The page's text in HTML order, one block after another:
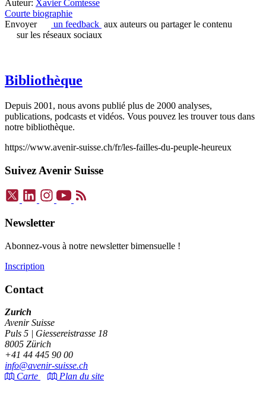
Auteur: Xavier Comtesse
Courte biographie
Envoyer
un feedback aux auteurs ou partager le contenu
sur les réseaux sociaux
Bibliothèque
Depuis 2001, nous avons publié plus de 2000 analyses,
publications, podcasts et vidéos. Vous pouvez les trouver tous dans
notre bibliothèque.
https://www.avenir-suisse.ch/fr/les-failles-du-peuple-heureux
Suivez Avenir Suisse
Newsletter
Abonnez-vous à notre newsletter bimensuelle !
Inscription
Contact
Zurich
Avenir Suisse
Puls 5 | Giessereistrasse 18
8005 Zürich
+41 44 445 90 00
info@avenir-suisse.ch
Carte
Plan du site